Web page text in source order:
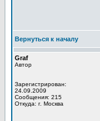
Вернуться к началу
Graf
Автор
Зарегистрирован:
24.09.2009
Сообщения: 215
Откуда: г. Москва